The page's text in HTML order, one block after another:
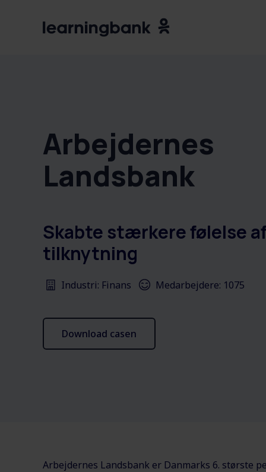
Arbejdernes
Landsbank
Skabte stærkere følelse
tilknytning
Industri: Finans Medarbejdere: 1075
Download casen
Arbejdernes Landsbank er Danmarks 6. største